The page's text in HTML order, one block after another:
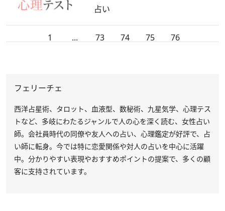
占い
1 ... 73 74 75 76
フェリーチェ
西洋占星術、タロット、血液型、数秘術、九星気学、心理テス
トなど、多岐にわたるジャンルで人の心を深く読む、女性占い
師。会社員時代の同僚や友人への占い、心理鑑定が好評で、占
い師に転身。今では特に恋愛関係や対人の占いを中心に活躍
中。分かりやすい表現やおすすめポイントの提案で、多くの顧
客に支持されています。